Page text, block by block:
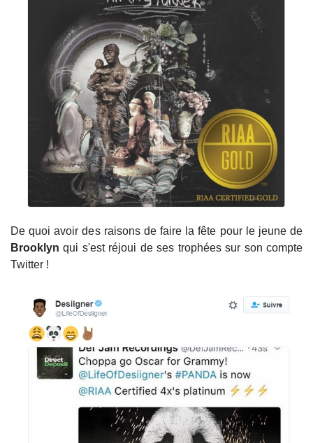
De quoi avoir des raisons de faire la fête pour le jeune de
Brooklyn qui s'est réjoui de ses trophées sur son compte
Twitter !